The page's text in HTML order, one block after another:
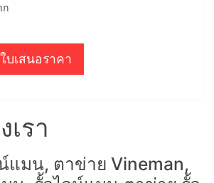
ก
บเสนอราคา
รา
แมน, ตาข่าย Vineman,